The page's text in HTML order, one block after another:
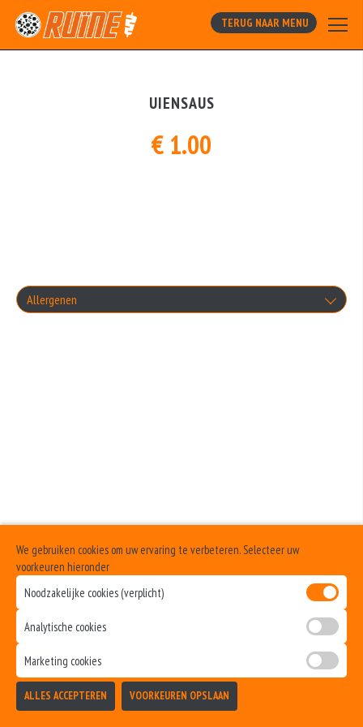
TERUG NAAR MENU
UIENSAUS
€ 1.00
Allergenen
We gebruiken cookies om uw ervaring te verbeteren. Selecteer uw
voorkeuren hieronder
Noodzakelijke cookies (verplicht)
Analytische cookies
Marketing cookies
ALLES ACCEPTEREN VOORKEUREN OPSLAAN